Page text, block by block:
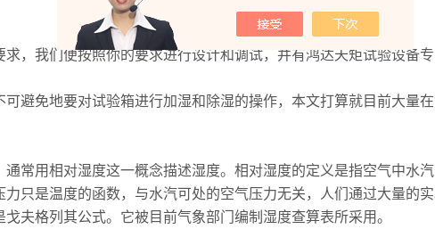
我们便按照你的要求进行设计和调试，并有鸿达天矩试验设备
免地要对试验箱进行加湿和除湿的操作，本文打算就目前大量
用相对湿度这一概念描述湿度。相对湿度的定义是指空气中水
只是温度的函数，与水汽可处的空气压力无关，人们通过大量的
夫格列其公式。它被目前气象部门编制湿度查算表所采用。